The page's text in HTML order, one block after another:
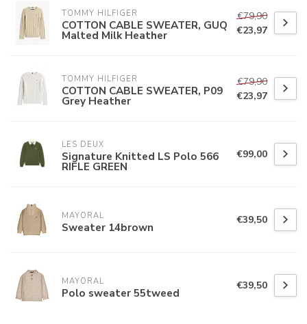
TOMMY HILFIGER
COTTON CABLE SWEATER, GUQ
Malted Milk Heather
€79,90
€23,97
TOMMY HILFIGER
COTTON CABLE SWEATER, P09
Grey Heather
€79,90
€23,97
LES DEUX
Signature Knitted LS Polo 566
RIFLE GREEN
€99,00
MAYORAL
Sweater 14brown €39,50
MAYORAL
Polo sweater 55tweed €39,50